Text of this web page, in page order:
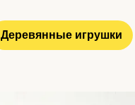
Деревянные игрушки